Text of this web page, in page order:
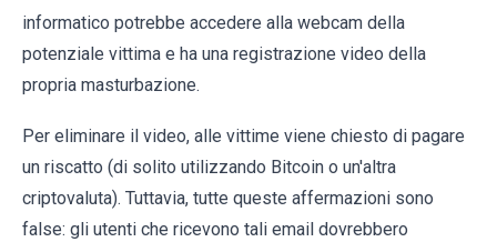
informatico potrebbe accedere alla webcam della
potenziale vittima e ha una registrazione video della
propria masturbazione.
Per eliminare il video, alle vittime viene chiesto di pagare
un riscatto (di solito utilizzando Bitcoin o un'altra
criptovaluta). Tuttavia, tutte queste affermazioni sono
false: gli utenti che ricevono tali email dovrebbero